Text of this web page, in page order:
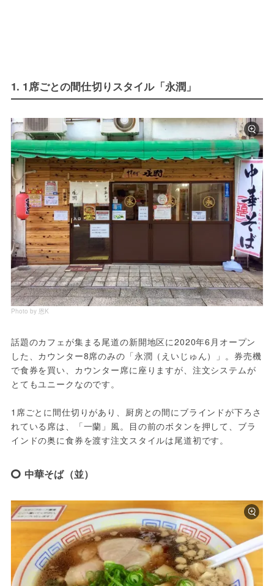
1. 1席ごとの間仕切りスタイル「永潤」
Photo by 恩K
話題のカフェが集まる尾道の新開地区に2020年6月オープン
した、カウンター8席のみの「永潤（えいじゅん）」。券売機
で食券を買い、カウンター席に座りますが、注文システムが
とてもユニークなのです。
1席ごとに間仕切りがあり、厨房との間にブラインドが下ろさ
れている席は、「一蘭」風。目の前のボタンを押して、ブラ
インドの奥に食券を渡す注文スタイルは尾道初です。
中華そば（並）